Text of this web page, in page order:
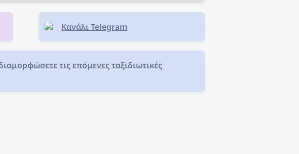
Κανάλι Telegram
τις επόμενες ταξιδιωτικές